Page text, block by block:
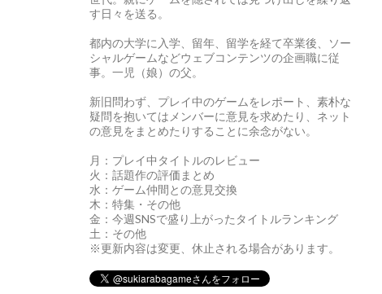
す日々を送る。
都内の大学に入学、留年、留学を経て卒業後、ソー
シャルゲームなどウェブコンテンツの企画職に従
事。一児（娘）の父。
新旧問わず、プレイ中のゲームをレポート、素朴な
疑問を抱いてはメンバーに意見を求めたり、ネット
の意見をまとめたりすることに余念がない。
月：プレイ中タイトルのレビュー
火：話題作の評価まとめ
水：ゲーム仲間との意見交換
木：特集・その他
金：今週SNSで盛り上がったタイトルランキング
土：その他
※更新内容は変更、休止される場合があります。